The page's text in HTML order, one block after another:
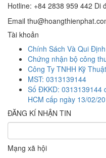
Hotline: +84 2838 959 442 Di
Email
Tài khoản
Chính Sách Và Qui Định
Chứng nhận bộ công
Công Ty TNHH Kỹ
MST: 0313139144
Số ĐKKD: 0313139144
HCM cấp ngày 13/02/
ĐĂNG KÍ NHẬN TIN
Mạng xã hội